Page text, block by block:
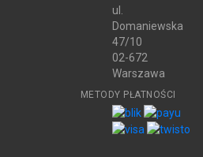
ul.
Domaniewska
47/10
02-672
Warszawa
METODY PŁATNOŚCI